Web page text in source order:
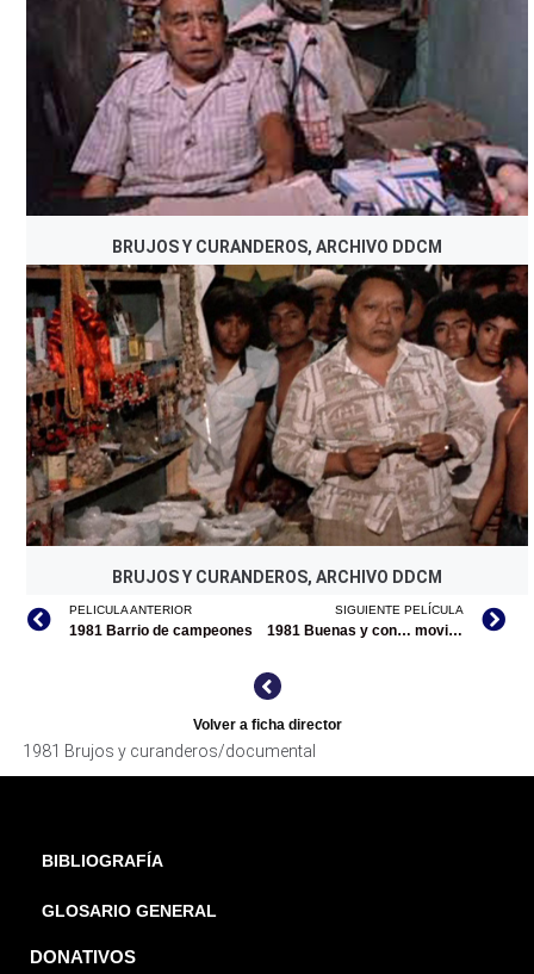
BRUJOS Y CURANDEROS, ARCHIVO DDCM
BRUJOS Y CURANDEROS, ARCHIVO DDCM
PELICULA ANTERIOR
1981 Barrio de campeones
SIGUIENTE PELÍCULA
1981 Buenas y con… movidas
Volver a ficha director
1981 Brujos y curanderos/documental
BIBLIOGRAFÍA
GLOSARIO GENERAL
DONATIVOS